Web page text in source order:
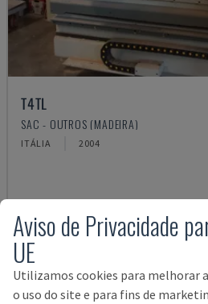
T4TL
SAC - OUTROS (MADEIRA)
ITÁLIA 2004
Aviso de Privacidade
UE
Utilizamos cookies para melhorar
o uso do site e para fins de